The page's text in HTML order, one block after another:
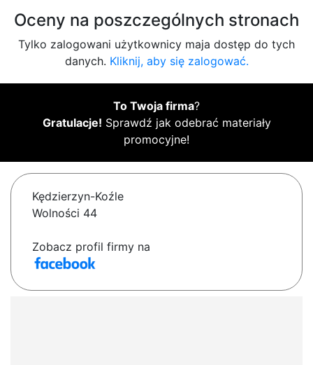
Oceny na poszczególnych stronach
Tylko zalogowani użytkownicy maja dostęp do tych
danych. Kliknij, aby się zalogować.
To Twoja firma?
Gratulacje! Sprawdź jak odebrać materiały
promocyjne!
Kędzierzyn-Koźle
Wolności 44
Zobacz profil firmy na